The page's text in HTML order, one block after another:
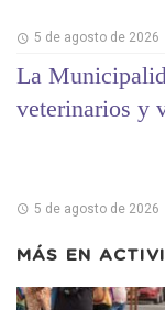
5 de agosto de 2026
La
veterinarios y
5 de agosto de 2026
MÁS EN